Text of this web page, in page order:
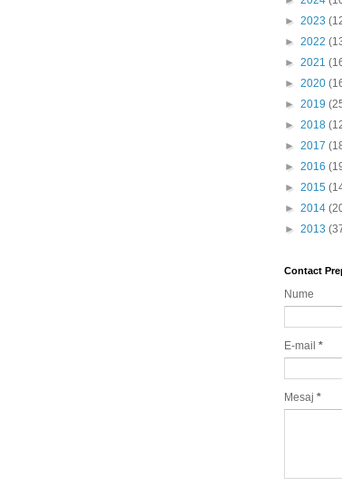
► 2023
► 2022
► 2021
► 2020
► 2019
► 2018
► 2017
► 2016
► 2015
► 2014
► 2013
Contact
Nume
E-mail *
Mesaj *